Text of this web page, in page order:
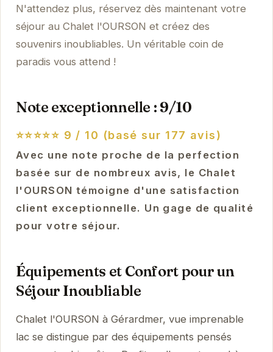
N'attendez plus, réservez dès maintenant votre
séjour au Chalet l'OURSON et créez des
souvenirs inoubliables. Un véritable coin de
paradis vous attend !
Note exceptionnelle : 9/10
⭐⭐⭐⭐⭐ 9 / 10 (basé sur 177 avis)
Avec une note proche de la perfection
basée sur de nombreux avis, le Chalet
l'OURSON témoigne d'une satisfaction
client exceptionnelle. Un gage de qualité
pour votre séjour.
Équipements et Confort pour un
Séjour Inoubliable
Chalet l'OURSON à Gérardmer, vue imprenable
lac se distingue par des équipements pensés